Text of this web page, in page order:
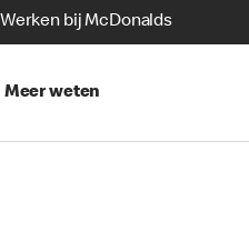
Werken bij McDonalds
Meer weten